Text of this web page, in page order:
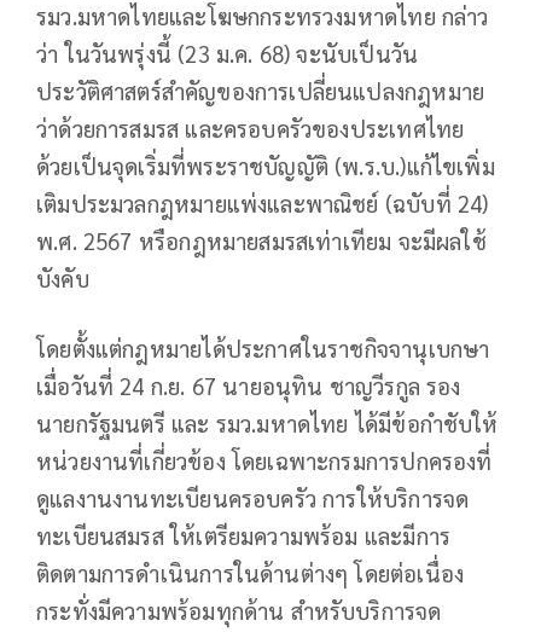
รมว.มหาดไทยและโฆษกกระทรวงมหาดไทย กล่าว
ว่า ในวันพรุ่งนี้ (23 ม.ค. 68) จะนับเป็นวัน
ประวัติศาสตร์สำคัญของการเปลี่ยนแปลงกฎหมาย
ว่าด้วยการสมรส และครอบครัวของประเทศไทย
ด้วยเป็นจุดเริ่มที่พระราชบัญญัติ (พ.ร.บ.)แก้ไขเพิ่ม
เติมประมวลกฎหมายแพ่งและพาณิชย์ (ฉบับที่ 24)
พ.ศ. 2567 หรือกฎหมายสมรสเท่าเทียม จะมีผลใช้
บังคับ
โดยตั้งแต่กฎหมายได้ประกาศในราชกิจจานุเบกษา
เมื่อวันที่ 24 ก.ย. 67 นายอนุทิน ชาญวีรกูล รอง
นายกรัฐมนตรี และ รมว.มหาดไทย ได้มีข้อกำชับให้
หน่วยงานที่เกี่ยวข้อง โดยเฉพาะกรมการปกครองที่
ดูแลงานงานทะเบียนครอบครัว การให้บริการจด
ทะเบียนสมรส ให้เตรียมความพร้อม และมีการ
ติดตามการดำเนินการในด้านต่างๆ โดยต่อเนื่อง
กระทั่งมีความพร้อมทุกด้าน สำหรับบริการจด